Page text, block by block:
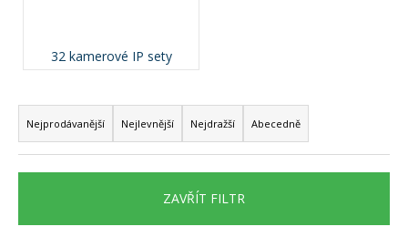
32 kamerové IP sety
Ř
a
z
e
í
Nejprodávanější Nejlevnější Nejdražší Abecedně
ZAVŘÍT FILTR
j
í
t
?